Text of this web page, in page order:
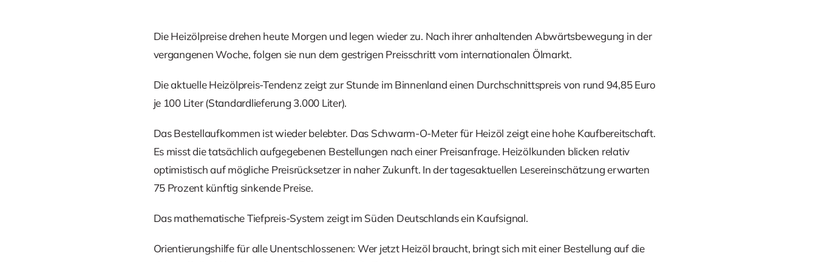
Die Heizölpreise drehen heute Morgen und legen wieder zu. Nach ihrer anhaltenden Abwärtsbewegung in der
vergangenen Woche, folgen sie nun dem gestrigen Preisschritt vom internationalen Ölmarkt.
Die aktuelle Heizölpreis-Tendenz zeigt zur Stunde im Binnenland einen Durchschnittspreis von rund 94,85 Euro
je 100 Liter (Standardlieferung 3.000 Liter).
Das Bestellaufkommen ist wieder belebter. Das Schwarm-O-Meter für Heizöl zeigt eine hohe Kaufbereitschaft.
Es misst die tatsächlich aufgegebenen Bestellungen nach einer Preisanfrage. Heizölkunden blicken relativ
optimistisch auf mögliche Preisrücksetzer in naher Zukunft. In der tagesaktuellen Lesereinschätzung erwarten
75 Prozent künftig sinkende Preise.
Das mathematische Tiefpreis-System zeigt im Süden Deutschlands ein Kaufsignal.
Orientierungshilfe für alle Unentschlossenen: Wer jetzt Heizöl braucht, bringt sich mit einer Bestellung auf die